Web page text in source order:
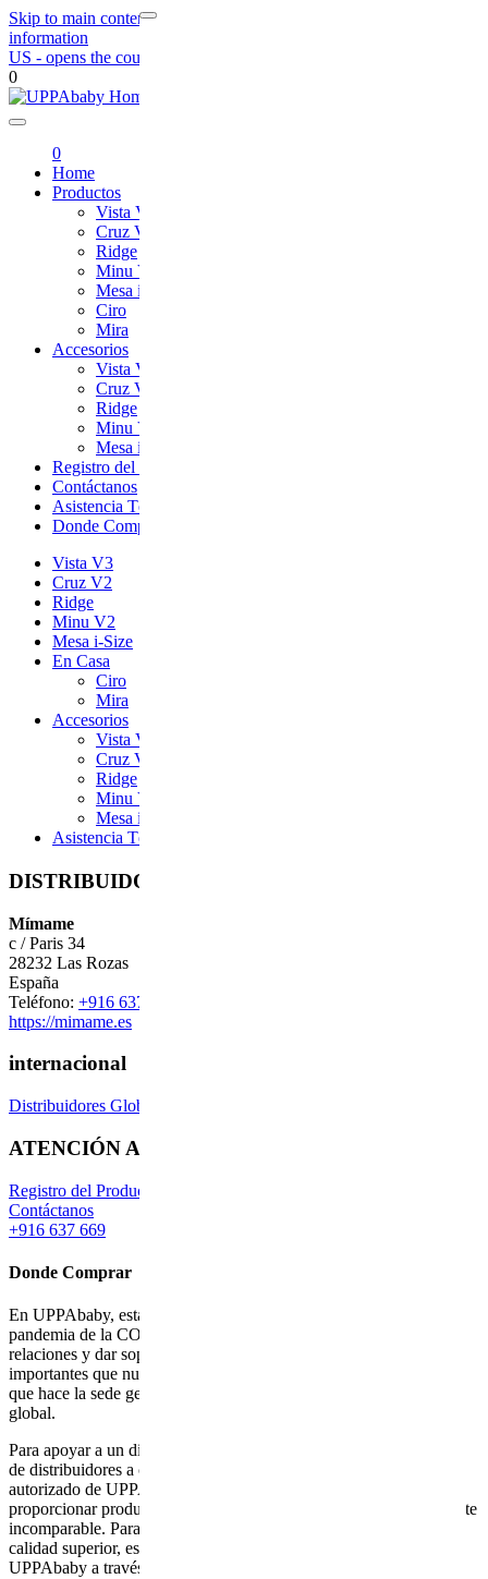
Skip to main content Skip to footer navigation
information
US - opens the country selection page
0
0
Home
Productos
Vista V3
Cruz V2
Ridge
Minu V2
Mesa i-Size
Ciro
Mira
Accesorios
Vista V3
Cruz V2
Ridge
Minu V2
Mesa i-Size
Registro del Producto
Contáctanos
Asistencia Técnica
Donde Comprar
Vista V3
Cruz V2
Ridge
Minu V2
Mesa i-Size
En Casa
Ciro
Mira
Accesorios
Vista V3
Cruz V2
Ridge
Minu V2
Mesa i-Size
Asistencia Técnica
DISTRIBUIDOR EN ESPAÑA
Mímame
c / Paris 34
28232 Las Rozas
España
Teléfono: +916 637 669
https://mimame.es
internacional
Distribuidores Globales
ATENCIÓN AL CLIENTE
Registro del Producto
Contáctanos
+916 637 669
Donde Comprar
En UPPAbaby, estamos haciendo todo lo posible para lidiar con la
pandemia de la COVID-19 como empresa. Las conexiones, las
relaciones y dar soporte a nuestras tiendas y clientes son más
importantes que nunca. Para obtener más información acerca de lo
que hace la sede general de UPPAbaby durante esta crisis sanitaria
global.
Para apoyar a un distribuidor cerca de ti, utiliza nuestro localizador
de distribuidores a continuación para encontrar un distribuidor
autorizado de UPPAbaby. UPPAbaby se compromete a
proporcionar productos de gran calidad y una experiencia del cliente
incomparable. Para garantizar una experiencia UPPAbaby de
calidad superior, es importante comprar siempre productos
UPPAbaby a través de un distribuidor autorizado.